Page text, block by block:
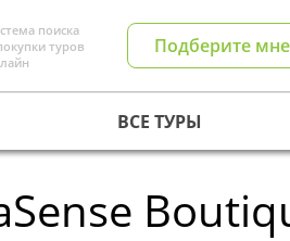
поиска
туров
Подберите
ВСЕ ТУРЫ